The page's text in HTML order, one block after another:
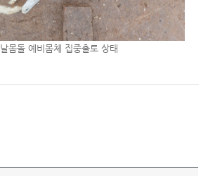
몸돌 예비몸체 집중출토 상태